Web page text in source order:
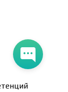
Л035-